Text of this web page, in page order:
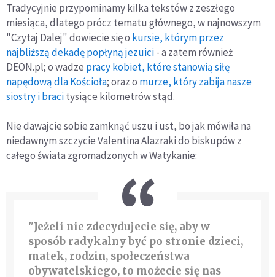
Tradycyjnie przypominamy kilka tekstów z zeszłego
miesiąca, dlatego prócz tematu głównego, w najnowszym
"Czytaj Dalej" dowiecie się o kursie, którym przez
najbliższą dekadę popłyną jezuici- a zatem również
DEON.pl; o wadze pracy kobiet, które stanowią siłę
napędową dla Kościoła; oraz o murze, który zabija nasze
siostry i bracitysiące kilometrów stąd.
Nie dawajcie sobie zamknąć uszu i ust, bo jak mówiła na
niedawnym szczycie Valentina Alazraki do biskupów z
całego świata zgromadzonych w Watykanie:
"Jeżeli nie zdecydujecie się, aby w
sposób radykalny być po stronie dzieci,
matek, rodzin, społeczeństwa
obywatelskiego, to możecie się nas